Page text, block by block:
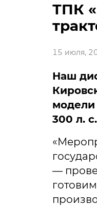
ТПК
15 июля,
Наш
модели
300 л.
—